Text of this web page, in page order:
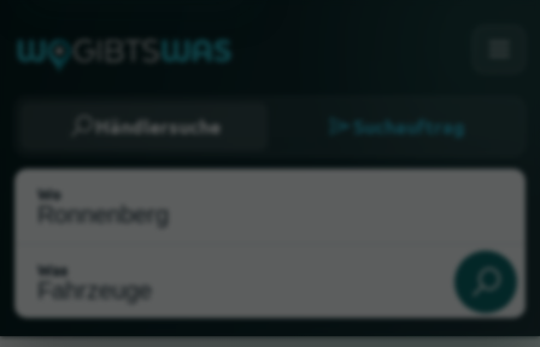
Händlersuche Suchauftrag
Wo
Was